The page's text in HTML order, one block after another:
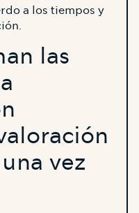
a los tiempos y
las
vez